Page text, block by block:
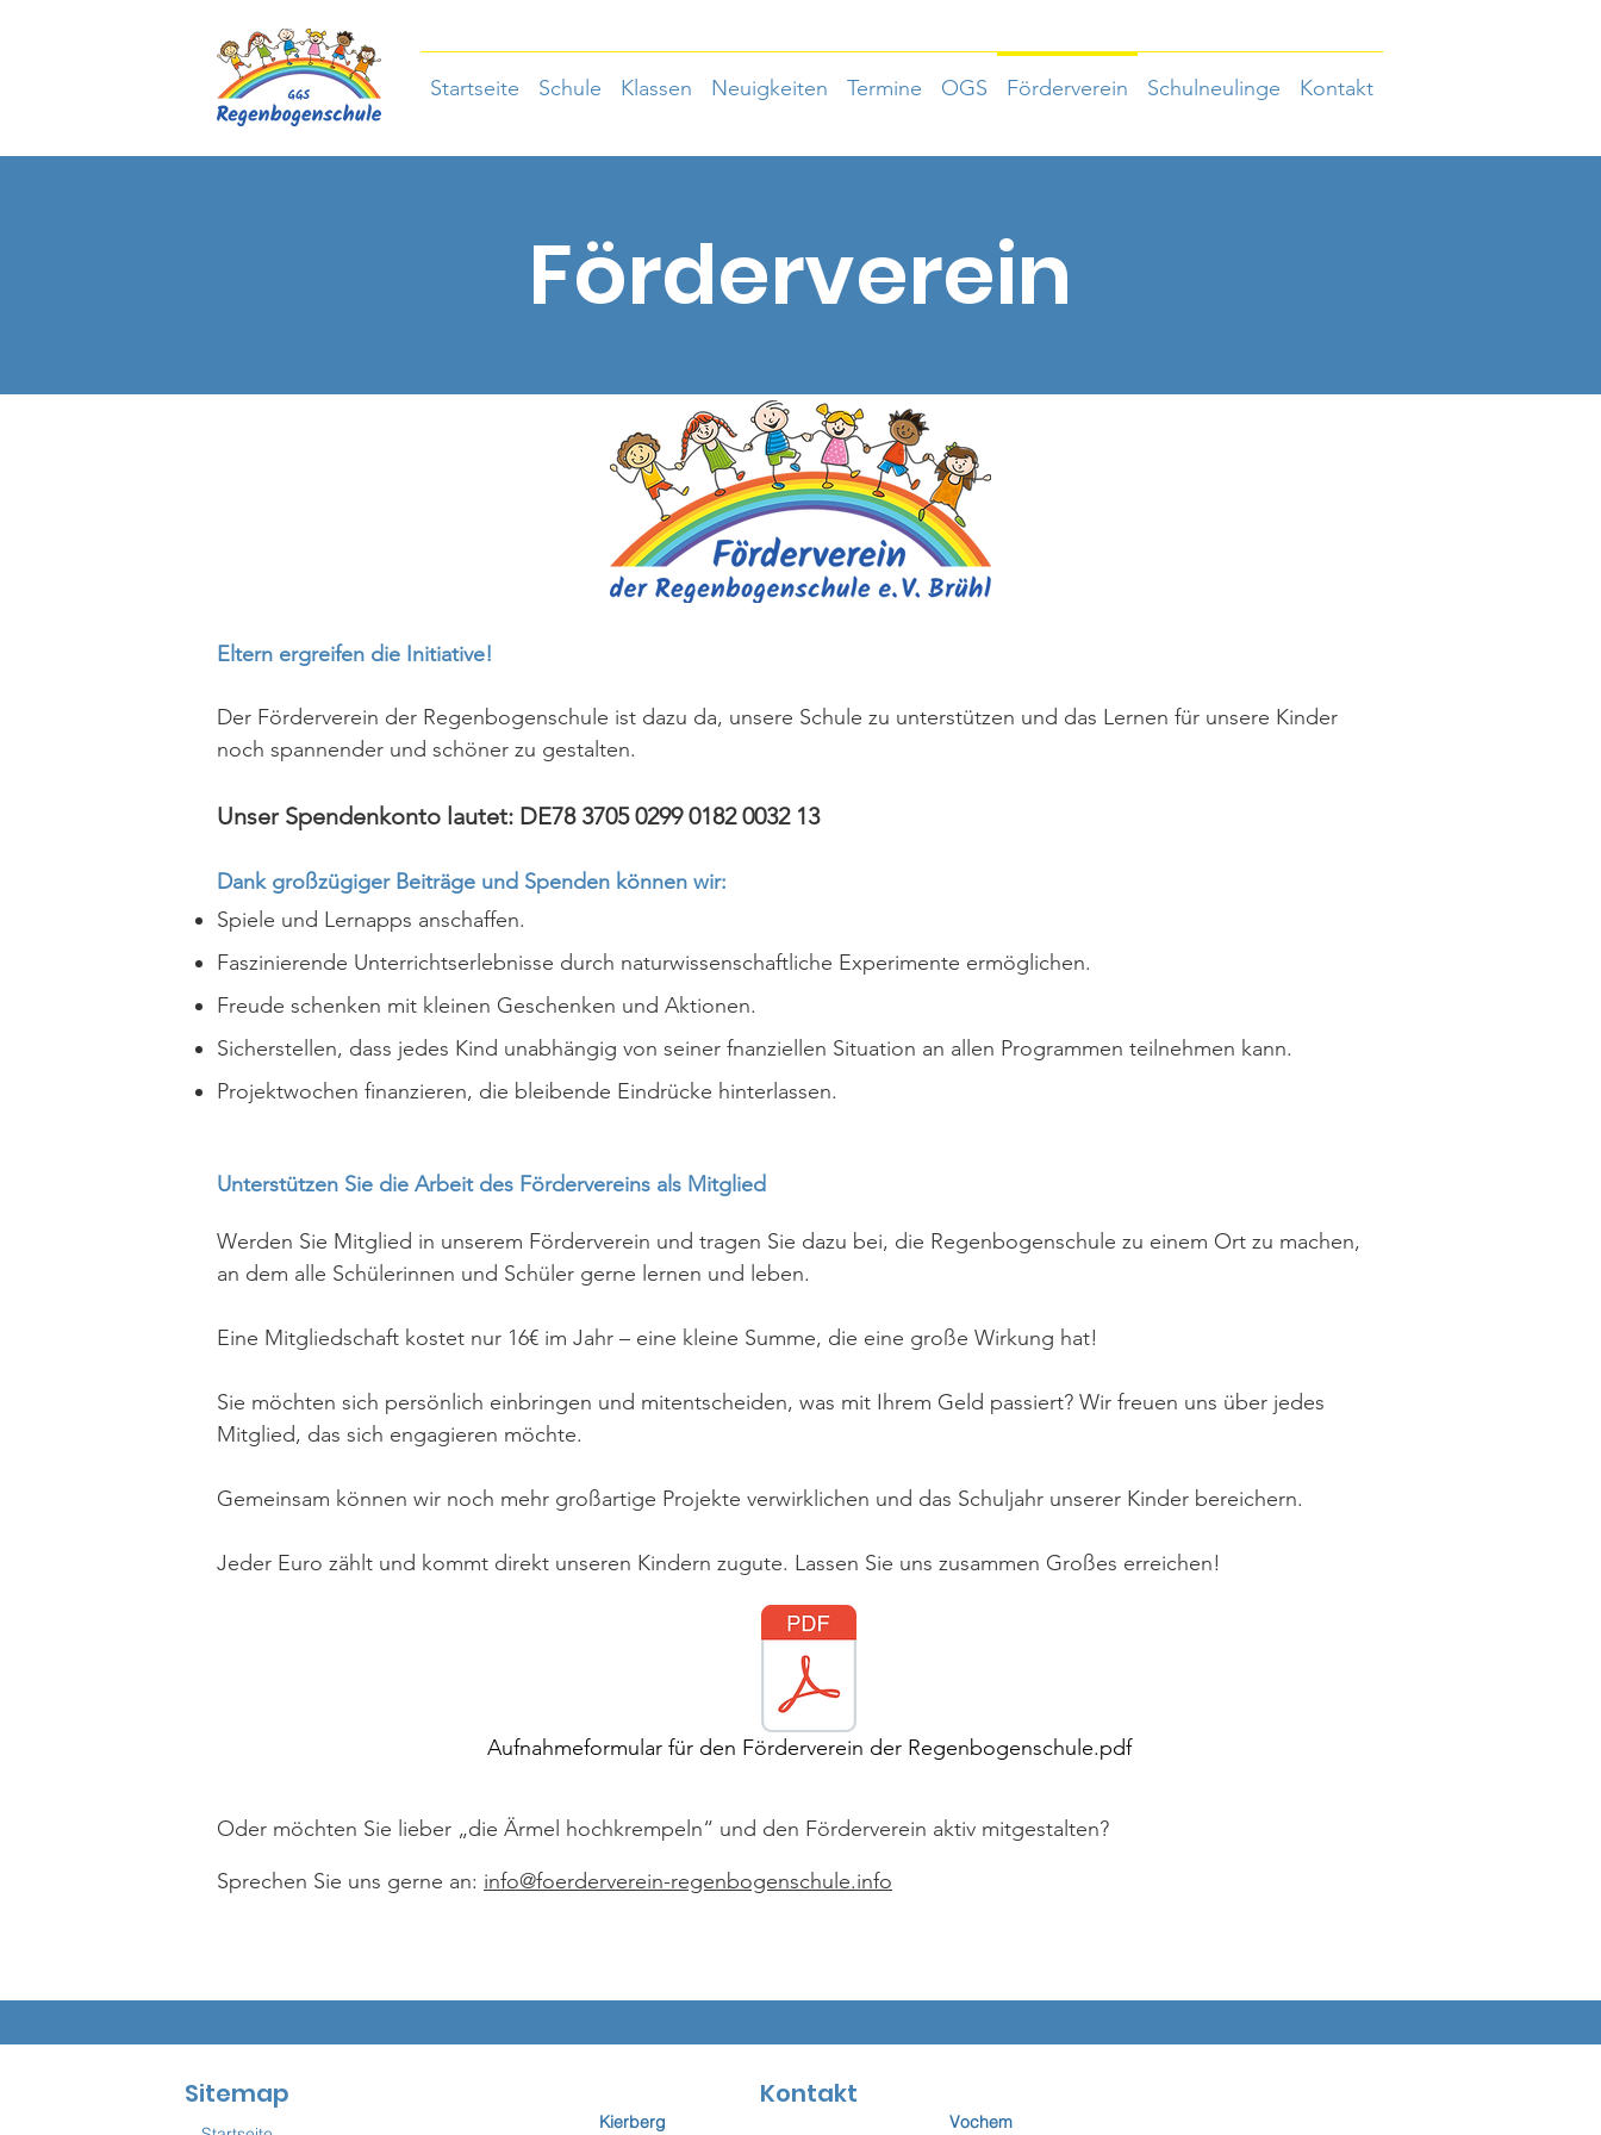
Startseite Schule Klassen Neuigkeiten Termine OGS Förderverein Schulneulinge Kontakt
Förderverein
Eltern ergreifen die Initiative!
Der Förderverein der Regenbogenschule ist dazu da, unsere Schule zu unterstützen und das Lernen für unsere Kinder
noch spannender und schöner zu gestalten.
Unser Spendenkonto lautet: DE78 3705 0299 0182 0032 13
Dank großzügiger Beiträge und Spenden können wir:
Spiele und Lernapps anschaffen.
Faszinierende Unterrichtserlebnisse durch naturwissenschaftliche Experimente ermöglichen.
Freude schenken mit kleinen Geschenken und Aktionen.
Sicherstellen, dass jedes Kind unabhängig von seiner fnanziellen Situation an allen Programmen teilnehmen kann.
Projektwochen finanzieren, die bleibende Eindrücke hinterlassen.
Unterstützen Sie die Arbeit des Fördervereins als Mitglied
​Werden Sie Mitglied in unserem Förderverein und tragen Sie dazu bei, die Regenbogenschule zu einem Ort zu machen,
an dem alle Schülerinnen und Schüler gerne lernen und leben.
Eine Mitgliedschaft kostet nur 16€ im Jahr – eine kleine Summe, die eine große Wirkung hat!
Sie möchten sich persönlich einbringen und mitentscheiden, was mit Ihrem Geld passiert? Wir freuen uns über jedes
Mitglied, das sich engagieren möchte.
Gemeinsam können wir noch mehr großartige Projekte verwirklichen und das Schuljahr unserer Kinder bereichern.
Jeder Euro zählt und kommt direkt unseren Kindern zugute. Lassen Sie uns zusammen Großes erreichen!
Oder möchten Sie lieber „die Ärmel hochkrempeln“ und den Förderverein aktiv mitgestalten?
Sprechen Sie uns gerne an: info@foerderverein-regenbogenschule.info
Aufnahmeformular für den Förderverein der Regenbogenschule.pdf
Sitemap Kontakt
Kierberg
Vochem